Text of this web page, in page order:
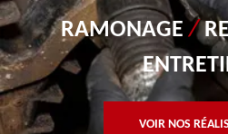
RAMONAGE/
VOIR NOS